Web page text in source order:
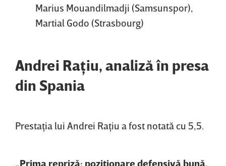
Marius Mouandilmadji (Samsunspor),
Martial Godo (Strasbourg)
Andrei Raţiu, analiză în presa
din Spania
Prestaţia lui Andrei Raţiu a fost notată cu 5,5.
„Prima repriză: poziţionare defensivă bună.